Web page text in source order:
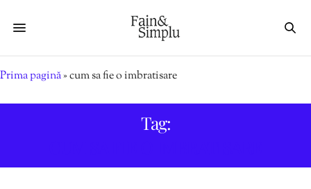
Prima pagină»cum sa fie o imbratisare
Tag: